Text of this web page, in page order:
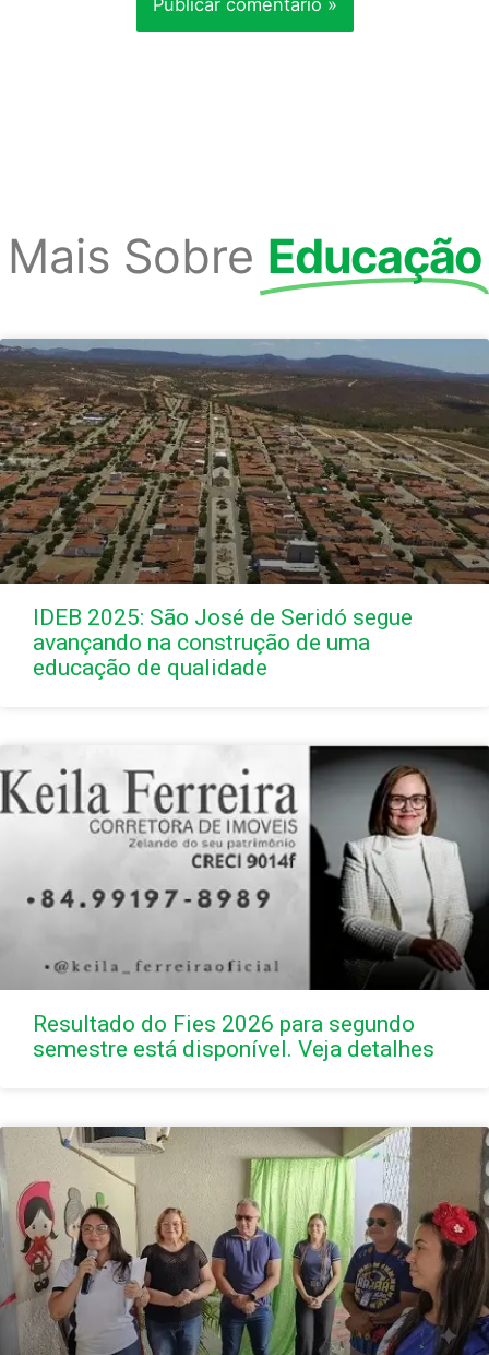
Mais Sobre Educação
IDEB 2025: São José de Seridó segue
avançando na construção de uma
educação de qualidade
Resultado do Fies 2026 para segundo
semestre está disponível. Veja detalhes